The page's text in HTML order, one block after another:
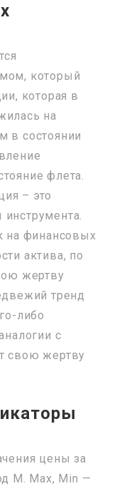
который
которая в
на
в состоянии
флета.
– это
на финансовых
актива, по
жертву
тренд
либо
с
свою жертву
цены за
M. Max, Min —